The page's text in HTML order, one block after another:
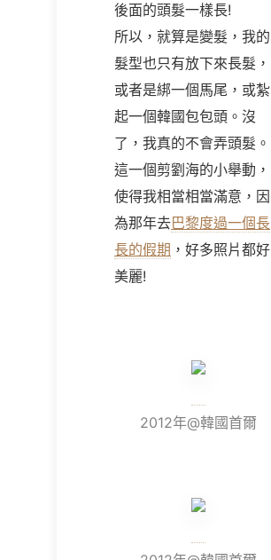
後面的頭髮一樣長!
所以，就算是變髮，我的
髮型也只有放下來長髮，
或者是綁一個馬尾，或紮
起一個韓國包包頭。沒
了，我真的不會弄頭髮。
這一個剪劉海的小舉動，
使得我相當相當滿意，因
為那年去巴黎度過一個長
長的假期 ，好多照片都好
美麗!
2012年@韓國首爾